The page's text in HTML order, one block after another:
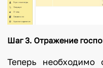
Шаг 3. Отражение
Теперь необходимо